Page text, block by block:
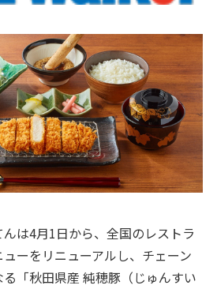
は4月1日から、全国のレストラ
ーをリニューアルし、チェーン
「秋田県産 純穂豚（じゅんすい